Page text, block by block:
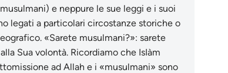
e neppure le sue leggi e i suoi
legati a particolari circostanze storiche o
«Sarete musulmani?»: sarete
Sua volontà. Ricordiamo che IsIàm
ad Allah e i «musulmani» sono